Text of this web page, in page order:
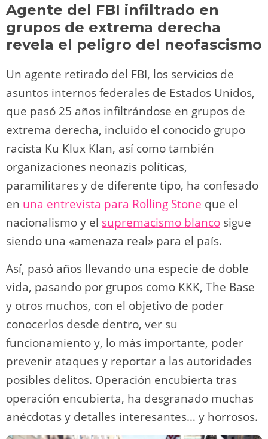
Agente del FBI infiltrado en
grupos de extrema derecha
revela el peligro del neofascismo
Un agente retirado del FBI, los servicios de
asuntos internos federales de Estados Unidos,
que pasó 25 años infiltrándose en grupos de
extrema derecha, incluido el conocido grupo
racista Ku Klux Klan, así como también
organizaciones neonazis políticas,
paramilitares y de diferente tipo, ha confesado
en una entrevista para Rolling Stone que el
nacionalismo y el supremacismo blanco sigue
siendo una «amenaza real» para el país.
Así, pasó años llevando una especie de doble
vida, pasando por grupos como KKK, The Base
y otros muchos, con el objetivo de poder
conocerlos desde dentro, ver su
funcionamiento y, lo más importante, poder
prevenir ataques y reportar a las autoridades
posibles delitos. Operación encubierta tras
operación encubierta, ha desgranado muchas
anécdotas y detalles interesantes… y horrosos.